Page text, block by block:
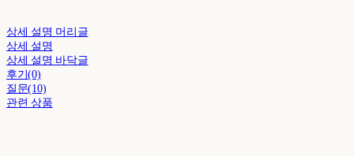
상세 설명 머리글
상세 설명
상세 설명 바닥글
후기(0)
질문(10)
관련 상품